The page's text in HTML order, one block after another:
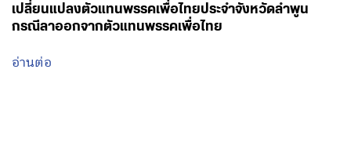
เปลี่ยนแปลงตัวแทนพรรคเพื่อไทยประจำจังหวัดลำพูน
กรณีลาออกจากตัวแทนพรรคเพื่อไทย
อ่านต่อ